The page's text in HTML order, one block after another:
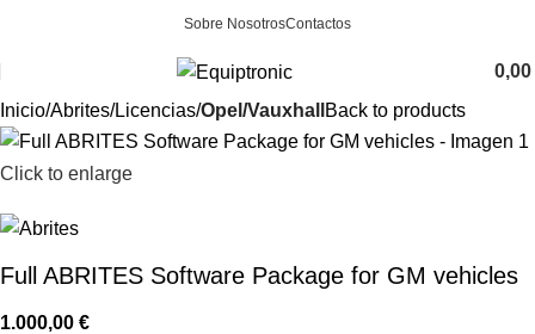
Sobre NosotrosContactos
0,00
Inicio Abrites Licencias Opel/Vauxhall Back to products
Click to enlarge
Full ABRITES Software Package for GM vehicles
1.000,00 €